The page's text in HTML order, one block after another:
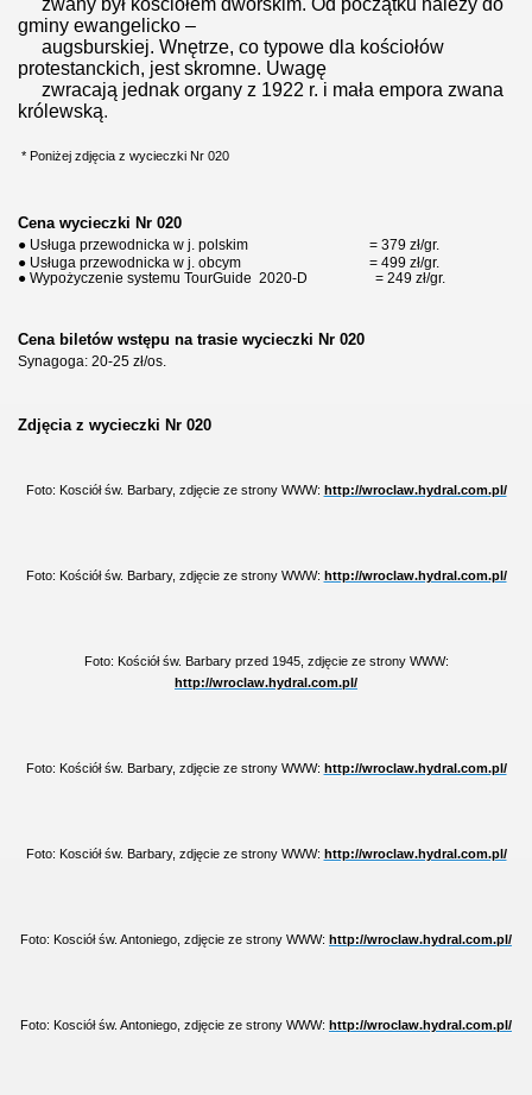
zwany był kościołem dworskim. Od początku należy do
gminy ewangelicko –
augsburskiej. Wnętrze, co typowe dla kościołów
protestanckich, jest skromne. Uwagę
zwracają jednak organy z 1922 r. i mała empora zwana
królewską.
* Poniżej zdjęcia z wycieczki Nr 020
Cena wycieczki Nr 020
● Usługa przewodnicka w j. polskim = 379 zł/gr.
● Usługa przewodnicka w j. obcym = 499 zł/gr.
● Wypożyczenie systemu TourGuide 2020-D = 249 zł/gr.
Cena biletów wstępu na trasie wycieczki Nr 020
Synagoga: 20-25 zł/os.
Zdjęcia z wycieczki Nr 020
Foto: Kosciół św. Barbary, zdjęcie ze strony WWW: http://wroclaw.hydral.com.pl/
Foto: Kościół św. Barbary, zdjęcie ze strony WWW: http://wroclaw.hydral.com.pl/
Foto: Kościół św. Barbary przed 1945, zdjęcie ze strony WWW:
http://wroclaw.hydral.com.pl/
Foto: Kościół św. Barbary, zdjęcie ze strony WWW: http://wroclaw.hydral.com.pl/
Foto: Kosciół św. Barbary, zdjęcie ze strony WWW: http://wroclaw.hydral.com.pl/
Foto: Kosciół św. Antoniego, zdjęcie ze strony WWW: http://wroclaw.hydral.com.pl/
Foto: Kosciół św. Antoniego, zdjęcie ze strony WWW: http://wroclaw.hydral.com.pl/